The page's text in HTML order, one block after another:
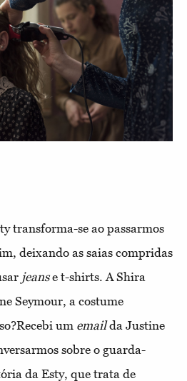
transforma-se ao passarmos
deixando as saias compridas
jeanse t-shirts. A Shira
Seymour, a costume
Recebi um emailda Justine
sobre o guarda-
da Esty, que trata de